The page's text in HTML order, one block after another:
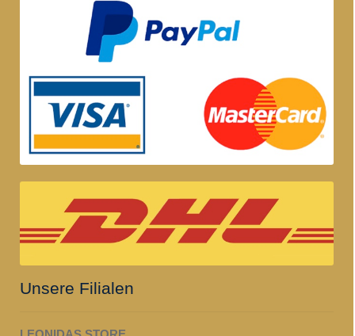
Unsere Filialen